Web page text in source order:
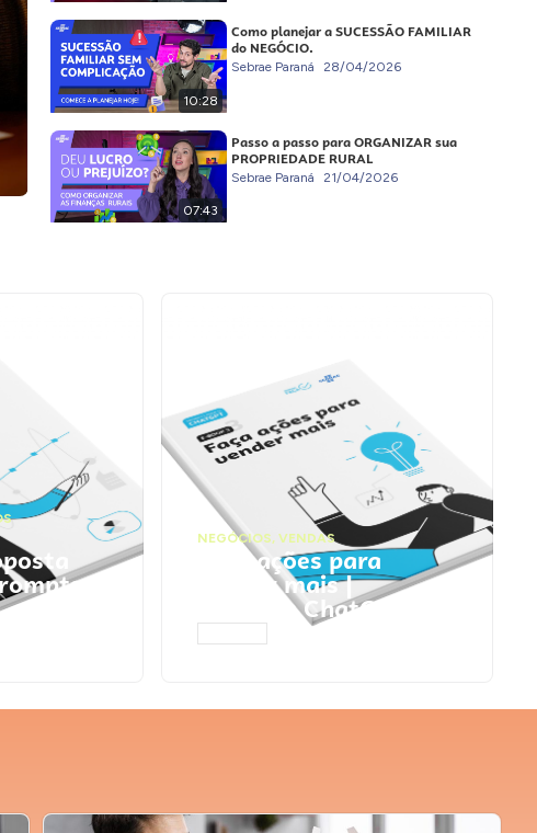
10:28
Como planejar a SUCESSÃO FAMILIAR
do NEGÓCIO.
Sebrae Paraná 28/04/2026
07:43
Passo a passo para ORGANIZAR sua
PROPRIEDADE RURAL
Sebrae Paraná 21/04/2026
NEGÓCIOS, VENDAS
Faça ações para
vender mais |
Prompts ChatGPT